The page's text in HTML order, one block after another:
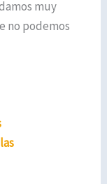
muy
no podemos